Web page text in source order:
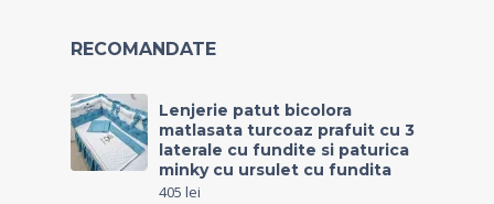
RECOMANDATE
Lenjerie patut bicolora
matlasata turcoaz prafuit cu 3
laterale cu fundite si paturica
minky cu ursulet cu fundita
405 lei